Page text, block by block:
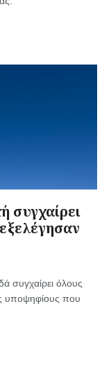
συγχαίρει όλους
υποψηφίους που